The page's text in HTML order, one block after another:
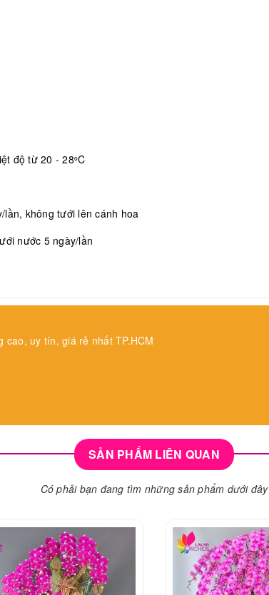
độ từ 20 - 28oC
không tưới lên cánh hoa
nước 5 ngày/lần
uy tín, giá rẻ nhất TP.HCM
SẢN PHẨM LIÊN QUAN
Có phải bạn đang tìm những sản phẩm dưới đây